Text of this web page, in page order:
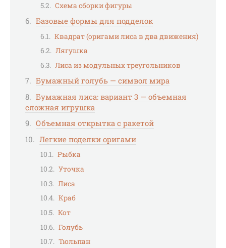
Схема сборки фигуры
Базовые формы для подделок
Квадрат (оригами лиса в два движения)
Лягушка
Лиса из модульных треугольников
Бумажный голубь — символ мира
Бумажная лиса: вариант 3 — объемная
сложная игрушка
Объемная открытка с ракетой
Легкие поделки оригами
Рыбка
Уточка
Лиса
Краб
Кот
Голубь
Тюльпан